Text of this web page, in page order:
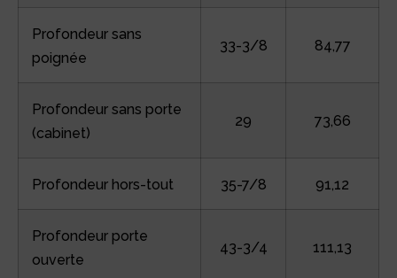
Profondeur sans
poignée
33-3/8 84,77
Profondeur sans porte
(cabinet)
29 73,66
Profondeur hors-tout 35-7/8 91,12
Profondeur porte
ouverte
43-3/4 111,13